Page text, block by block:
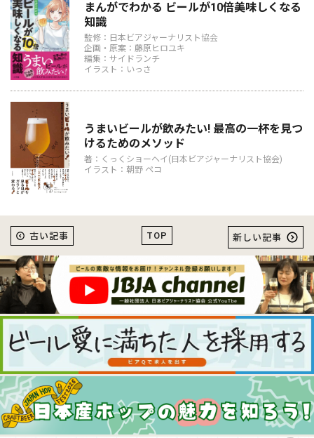
まんがでわかる ビールが10倍美味しくなる
知識
監修：日本ビアジャーナリスト協会
企画・原案：藤原ヒロユキ
編集：サイドランチ
イラスト：いっさ
うまいビールが飲みたい! 最高の一杯を見つ
けるためのメソッド
著：くっくショーヘイ(日本ビアジャーナリスト協会)
イラスト：朝野 ペコ
TOP
古い記事 新しい記事